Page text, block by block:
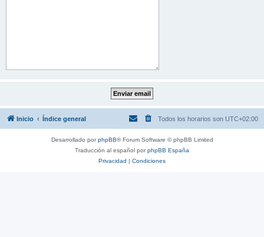
Inicio Índice general Todos los horarios son UTC+02:00
Desarrollado porphpBB® Forum Software © phpBB Limited
Traducción al español porphpBB España
Privacidad | Condiciones